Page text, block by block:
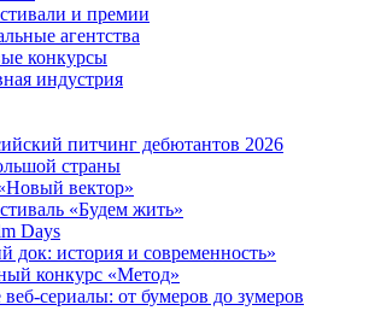
и премии
агентства
конкурсы
индустрия
питчинг дебютантов 2026
страны
вектор»
«Будем жить»
Days
док: история и современность»
конкурс «Метод»
веб-сериалы: от бумеров до зумеров